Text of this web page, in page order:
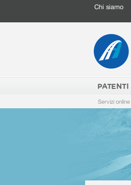
Chi siamo
PATENTI
Servizi online